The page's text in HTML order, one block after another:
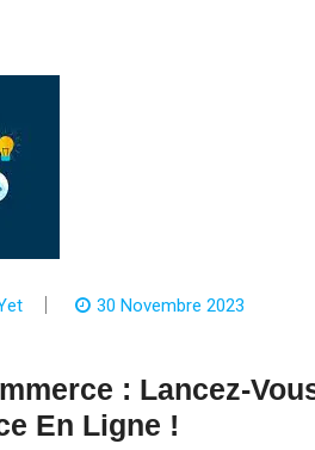
30 Novembre 2023
: Lancez-
En Ligne !